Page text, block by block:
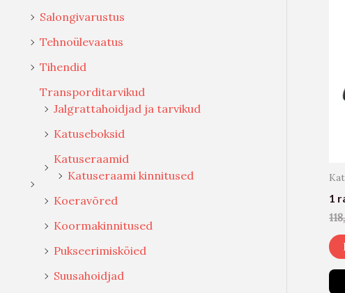
Salongivarustus
Tehnoülevaatus
Tihendid
Transporditarvikud
Jalgrattahoidjad ja tarvikud
Katuseboksid
Katuseraamid
Katuseraami kinnitused
Koeravõred
Koormakinnitused
Pukseerimisköied
Suusahoidjad
1